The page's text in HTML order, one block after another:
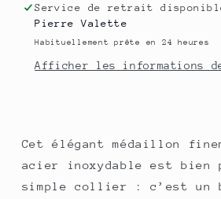
Service de retrait
Pierre Valette
Habituellement prête en 24 heures
Afficher les informations
Cet élégant médaillon
acier inoxydable est bien
simple collier : c’est